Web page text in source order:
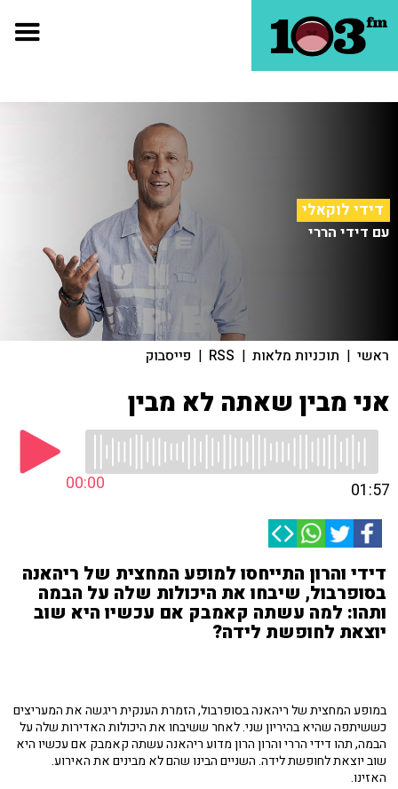
דידי לוקאלי
עם דידי הררי
ראשי | תוכניות מלאות |
RSS
| פייסבוק
אני מבין שאתה לא מבין
00:00 01:57
דידי והרון התייחסו למופע המחצית של ריהאנה
בסופרבול, שיבחו את היכולות שלה על הבמה
ותהו: למה עשתה קאמבק אם עכשיו היא שוב
יוצאת לחופשת לידה?
במופע המחצית של ריהאנה בסופרבול, הזמרת הענקית ריגשה את המעריצים
כששיתפה שהיא בהיריון שני. לאחר ששיבחו את היכולות האדירות שלה על
הבמה, תהו דידי הררי והרון הרון מדוע ריהאנה עשתה קאמבק אם עכשיו היא
שוב יוצאת לחופשת לידה. השניים הבינו שהם לא מבינים את האירוע.
האזינו.